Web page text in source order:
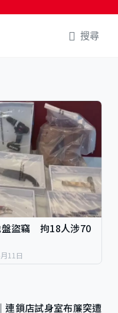
搜尋
盤盜竊 拘18人涉70
11日
連鎖店試身室布簾突遭